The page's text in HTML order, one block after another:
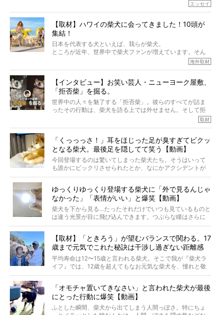
でも、いざそれぞれの個体を見ていくと、丈夫で病気にも
なりにくい、とは言えないような気もするのです。
実際に「病気にならない」などということはないし、飼い
主はそのためにやるべきことがある。
今回は、柴犬に関わる方たちすべてに読んで欲しい、ある
語でした。
※画像はすべてイメージです
※この記事は個人の感想であり、効果・効能を示すものではありません
エッセイ
【取材】ハワイの柴犬に会ってきました！10頭が
集結！
日本を代表する犬といえば、我らが柴犬。
ところが近年、世界中で柴犬ファンが増えています。そん
な中「柴犬ライフ」が目をつけたのは、南の楽園ハワイ。
そんな噂を聞きつけ、今回はハワイの柴犬たちを取材して
きました！
海外取材
【インタビュー】お笑い芸人・ニューヨーク屋敷、
「拒否柴」を掘る。
世界中の人々を魅了する「拒否柴」。彼らのすべてが詰ま
ったその行動は、柴犬を語る上では外せません。そして拒
否柴がここまで話題になるのは、“映える”ことも理由のひと
がるのでしょうか。
最近版画製作を始めた、お笑いコンビ「ニューヨーク」の
屋敷裕政さんに、拒否柴を掘っていただきました！ イン
タビューと合わせてご覧ください。
取材
「くっっっさ！」耳をほじった足が臭すぎてビクッ
となる柴犬。最後足を隠してて笑う【動画】
今回登場するのは驚いてしまった柴犬たち。そうはいって
も誰かにビックリさせられたとか、なにかアクシデントが
起きたとか、そういうことが原因ではありません。全ての
ゆっくりゆっくり登場する柴犬に「外で見るんじゃ
なかった」「表情がいい」と爆笑【動画】
柴犬を下から見る…たったそれだけでいつも見ているものと
は違う光景が目に飛び込んできます。つぶらな瞳はさらに
つぶらに見え、モフモフのお顔はさらにモフモフに見えま
【取材】「ときろう」が望むバランスで関わる。17
歳まで元気でこれた秘訣は干渉し過ぎない距離感
#38ときろう
平均寿命は12〜15歳と言われる柴犬。そこで我が『柴犬ラ
イフ』では、12歳を超えてもなお元気な柴犬を、憧れと敬
意を込めて“レジェンド柴”と呼んでいます。 この特集で
ォーカスし、その元気の秘訣や、老犬と暮らすうえで大切
だと思うことを、オーナーさんに語っていただきます。今
回登場してくれたのは、17歳のときろうくん。小さい頃か
「オモチャ置いてきなさい」と言われた柴犬が最後
にとった行動に爆笑【動画】
ふとした瞬間、柴犬から出てしまう人間っぽさ。特にちょ